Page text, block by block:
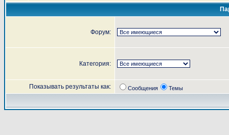
Форум:
Категория:
Показывать результаты как: Сообщения Темы